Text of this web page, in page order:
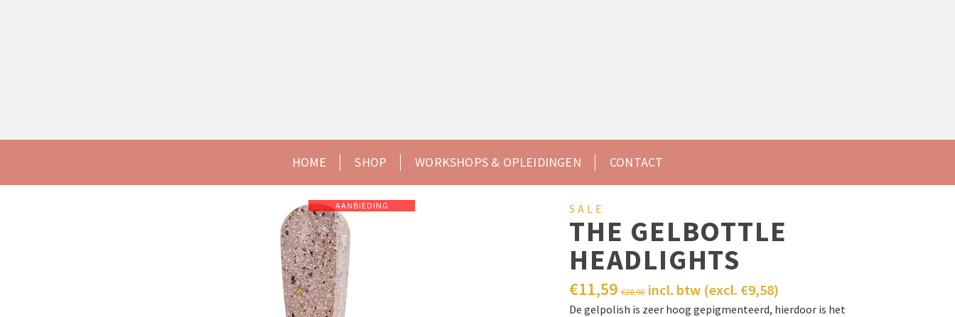
THE GELBOTTLE HEADLIGHTS
AANBIEDING SALE
THE GELBOTTLE
HEADLIGHTS
€28,98
€11,59 incl. btw (excl. €9,58)
De gelpolish is zeer hoog gepigmenteerd, hierdoor is het